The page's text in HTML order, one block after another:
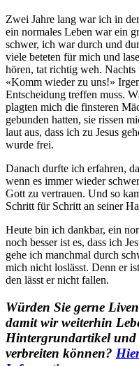
Zwei Jahre lang war ich in
ein normales Leben war ein
schwer, ich war durch und
viele beteten für mich und
hören, tat richtig weh.
«Komm wieder zu uns!»
Entscheidung treffen muss.
plagten mich die finsteren
gebunden hatten, sie rissen
laut aus, dass ich zu Jesus
wurde frei.
Danach durfte ich erfahren,
wenn es immer wieder
Gott zu vertrauen. Und so
Schritt für Schritt an seiner
Heute bin ich dankbar, ein
noch besser ist es, dass ich
gehe ich manchmal durch
mich nicht loslässt. Denn er
den lässt er nicht fallen.
Würden Sie gerne
damit wir weiterhin
Hintergrundartikel und
verbreiten können?